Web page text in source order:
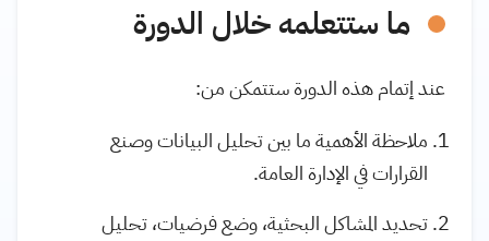
ما ستتعلمه خلال الدورة
عند إتمام هذه الدورة ستتمكن من:
ملاحظة الأهمية ما بين تحليل البيانات وصنع
القرارات في الإدارة العامة.
تحديد المشاكل البحثية، وضع فرضيات، تحليل